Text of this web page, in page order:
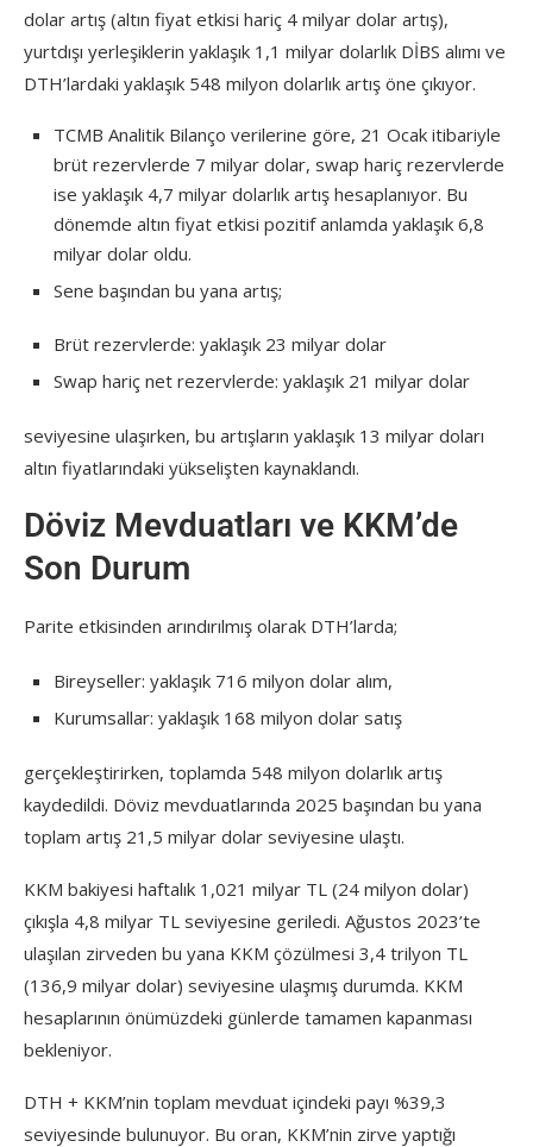
dolar artış (altın fiyat etkisi hariç 4 milyar dolar artış),
yurtdışı yerleşiklerin yaklaşık 1,1 milyar dolarlık DİBS alımı ve
DTH’lardaki yaklaşık 548 milyon dolarlık artış öne çıkıyor.
TCMB Analitik Bilanço verilerine göre, 21 Ocak itibariyle
brüt rezervlerde 7 milyar dolar, swap hariç rezervlerde
ise yaklaşık 4,7 milyar dolarlık artış hesaplanıyor. Bu
dönemde altın fiyat etkisi pozitif anlamda yaklaşık 6,8
milyar dolar oldu.
Sene başından bu yana artış;
Brüt rezervlerde: yaklaşık 23 milyar dolar
Swap hariç net rezervlerde: yaklaşık 21 milyar dolar
seviyesine ulaşırken, bu artışların yaklaşık 13 milyar doları
altın fiyatlarındaki yükselişten kaynaklandı.
Döviz Mevduatları ve KKM’de
Son Durum
Parite etkisinden arındırılmış olarak DTH’larda;
Bireyseller: yaklaşık 716 milyon dolar alım,
Kurumsallar: yaklaşık 168 milyon dolar satış
gerçekleştirirken, toplamda 548 milyon dolarlık artış
kaydedildi. Döviz mevduatlarında 2025 başından bu yana
toplam artış 21,5 milyar dolar seviyesine ulaştı.
KKM bakiyesi haftalık 1,021 milyar TL (24 milyon dolar)
çıkışla 4,8 milyar TL seviyesine geriledi. Ağustos 2023’te
ulaşılan zirveden bu yana KKM çözülmesi 3,4 trilyon TL
(136,9 milyar dolar) seviyesine ulaşmış durumda. KKM
hesaplarının önümüzdeki günlerde tamamen kapanması
bekleniyor.
DTH + KKM’nin toplam mevduat içindeki payı %39,3
seviyesinde bulunuyor. Bu oran, KKM’nin zirve yaptığı